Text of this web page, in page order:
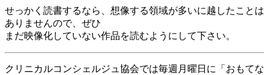
せっかく読書するなら、想像する領域が多いに越したことは
ありませんので、ぜひ
まだ映像化していない作品を読むようにして下さい。
クリニカルコンシェルジュ協会では毎週月曜日に「おもてな